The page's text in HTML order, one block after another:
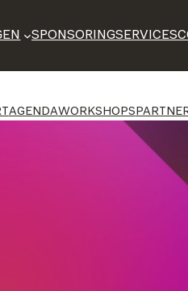
SPONSORINGSERVICES
AGENDAWORKSHOPS